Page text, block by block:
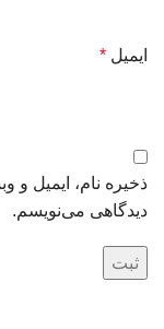
ایمیل *
ذخیره نام، ایمیل و
دیدگاهی می‌نویسم.